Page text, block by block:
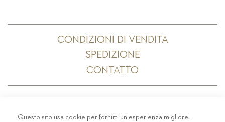
CONDIZIONI DI VENDITA
SPEDIZIONE
CONTATTO
PRIVACY-COLOPHON - COOKIE POLICY
Questo sito usa cookie per fornirti un'esperienza migliore.